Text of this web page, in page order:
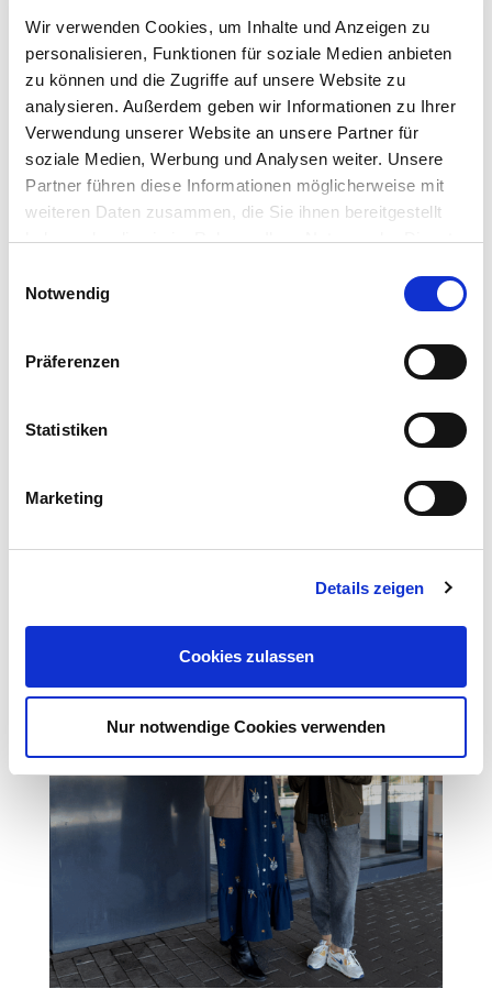
Wir verwenden Cookies, um Inhalte und Anzeigen zu
personalisieren, Funktionen für soziale Medien anbieten
zu können und die Zugriffe auf unsere Website zu
analysieren. Außerdem geben wir Informationen zu Ihrer
Verwendung unserer Website an unsere Partner für
soziale Medien, Werbung und Analysen weiter. Unsere
Partner führen diese Informationen möglicherweise mit
weiteren Daten zusammen, die Sie ihnen bereitgestellt
haben oder die sie im Rahmen Ihrer Nutzung der Dienste
Cookies, wenn Sie unsere Webseite weiterhin nutzen.
Notwendig
Präferenzen
Statistiken
Marketing
Details zeigen
Cookies zulassen
Nur notwendige Cookies verwenden
werden viele Wiesen auch von
Städten, Initiativen sowie
Privatpersonen eingesät und
gepflegt. Allos unterstützt
diese Projekte mit
Saatgutspenden. Inzwischen
finden Bienen und andere
über 20 Hektar Blühflächen